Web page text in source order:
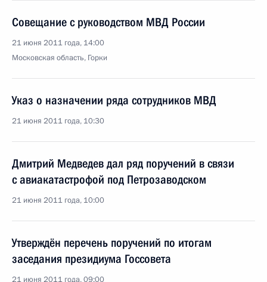
Совещание с руководством МВД России
21 июня 2011 года, 14:00
Московская область, Горки
Указ о назначении ряда сотрудников МВД
21 июня 2011 года, 10:30
Дмитрий Медведев дал ряд поручений в связи
с авиакатастрофой под Петрозаводском
21 июня 2011 года, 10:00
Утверждён перечень поручений по итогам
заседания президиума Госсовета
21 июня 2011 года, 09:00